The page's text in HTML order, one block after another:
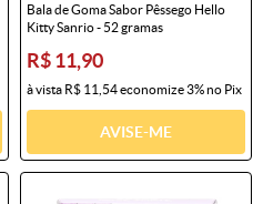
Bala de Goma Sabor Pêssego Hello
Kitty Sanrio - 52 gramas
R$ 11,90
à vista R$ 11,54economize3%no Pix
AVISE-ME